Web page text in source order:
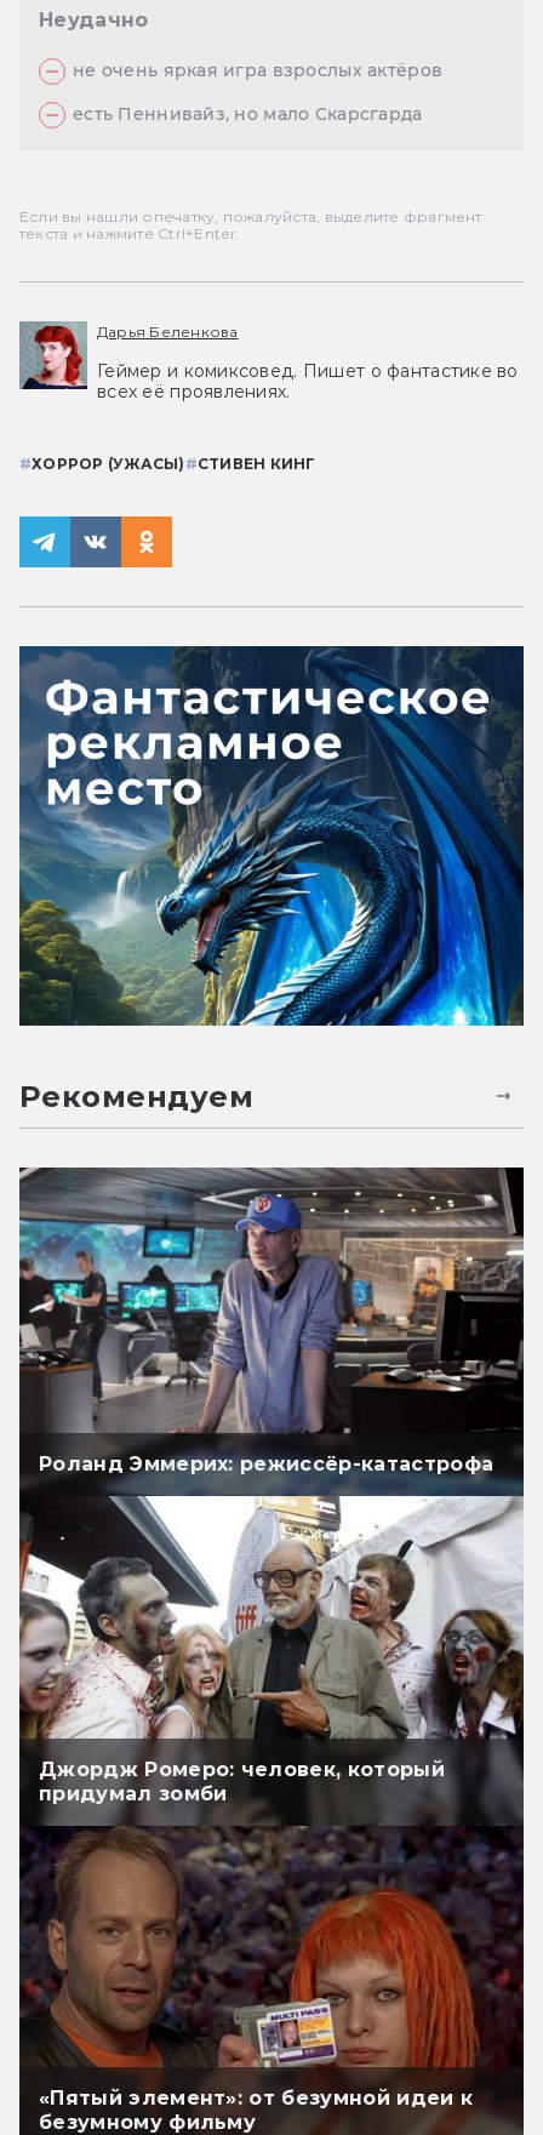
Неудачно
не очень яркая игра взрослых актёров
есть Пеннивайз, но мало Скарсгарда
Если вы нашли опечатку, пожалуйста, выделите фрагмент
текста и нажмите Ctrl+Enter.
Дарья Беленкова
Геймер и комиксовед. Пишет о фантастике во
всех её проявлениях.
#ХОРРОР (УЖАСЫ) #СТИВЕН КИНГ
Рекомендуем
Роланд Эммерих: режиссёр-катастрофа
Джордж Ромеро: человек, который
придумал зомби
«Пятый элемент»: от безумной идеи к
безумному фильму